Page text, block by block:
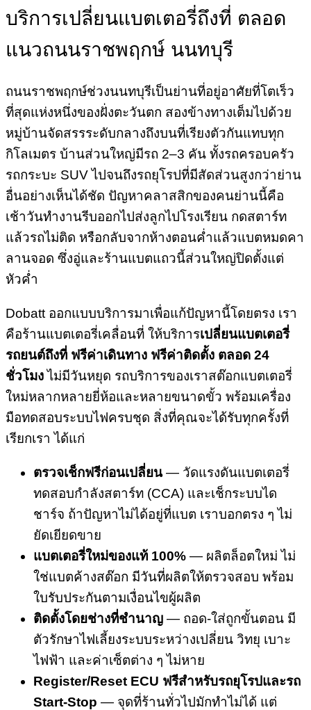
บริการเปลี่ยนแบตเตอรี่ถึงที่ ตลอด
แนวถนนราชพฤกษ์ นนทบุรี
ถนนราชพฤกษ์ช่วงนนทบุรีเป็นย่านที่อยู่อาศัยที่โตเร็ว
ที่สุดแห่งหนึ่งของฝั่งตะวันตก สองข้างทางเต็มไปด้วย
หมู่บ้านจัดสรรระดับกลางถึงบนที่เรียงตัวกันแทบทุก
กิโลเมตร บ้านส่วนใหญ่มีรถ 2–3 คัน ทั้งรถครอบครัว
รถกระบะ SUV ไปจนถึงรถยุโรปที่มีสัดส่วนสูงกว่าย่าน
อื่นอย่างเห็นได้ชัด ปัญหาคลาสสิกของคนย่านนี้คือ
เช้าวันทำงานรีบออกไปส่งลูกไปโรงเรียน กดสตาร์ท
แล้วรถไม่ติด หรือกลับจากห้างตอนค่ำแล้วแบตหมดคา
ลานจอด ซึ่งอู่และร้านแบตแถวนี้ส่วนใหญ่ปิดตั้งแต่
หัวค่ำ
Dobatt ออกแบบบริการมาเพื่อแก้ปัญหานี้โดยตรง เรา
คือร้านแบตเตอรี่เคลื่อนที่ ให้บริการเปลี่ยนแบตเตอรี่
รถยนต์ถึงที่ ฟรีค่าเดินทาง ฟรีค่าติดตั้ง ตลอด 24
ชั่วโมงไม่มีวันหยุด รถบริการของเราสต๊อกแบตเตอรี่
ใหม่หลากหลายยี่ห้อและหลายขนาดขั้ว พร้อมเครื่อง
มือทดสอบระบบไฟครบชุด สิ่งที่คุณจะได้รับทุกครั้งที่
เรียกเรา ได้แก่
ตรวจเช็กฟรีก่อนเปลี่ยน— วัดแรงดันแบตเตอรี่
ทดสอบกำลังสตาร์ท (CCA) และเช็กระบบได
ชาร์จ ถ้าปัญหาไม่ได้อยู่ที่แบต เราบอกตรง ๆ ไม่
ยัดเยียดขาย
แบตเตอรี่ใหม่ของแท้ 100% — ผลิตล็อตใหม่ ไม่
ใช่แบตค้างสต๊อก มีวันที่ผลิตให้ตรวจสอบ พร้อม
ใบรับประกันตามเงื่อนไขผู้ผลิต
ติดตั้งโดยช่างที่ชำนาญ — ถอด-ใส่ถูกขั้นตอน มี
ตัวรักษาไฟเลี้ยงระบบระหว่างเปลี่ยน วิทยุ เบาะ
ไฟฟ้า และค่าเซ็ตต่าง ๆ ไม่หาย
Register/Reset ECU ฟรีสำหรับรถยุโรปและรถ
Start-Stop — จุดที่ร้านทั่วไปมักทำไม่ได้ แต่